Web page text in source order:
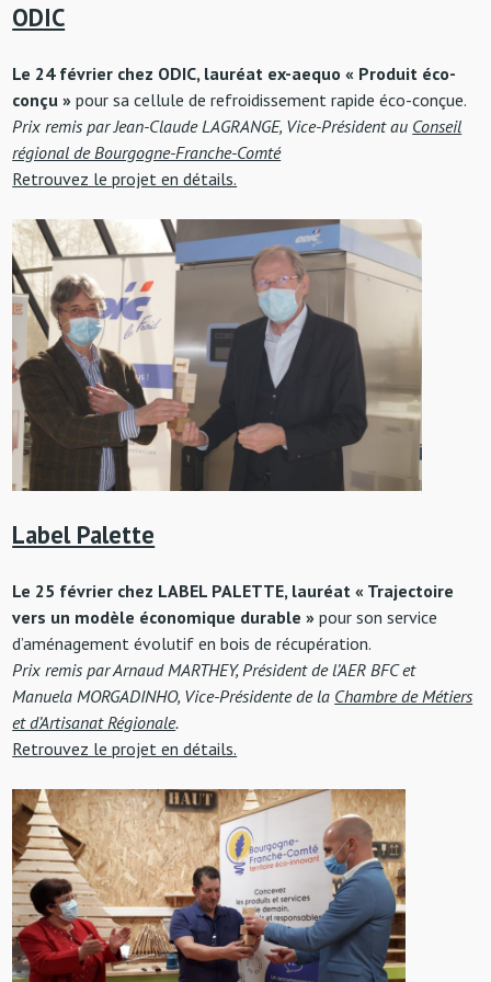
ODIC
Le 24 février chez ODIC, lauréat ex-aequo « Produit éco-
conçu »pour sa cellule de refroidissement rapide éco-conçue.
Prix remis par Jean-Claude LAGRANGE, Vice-Président au Conseil
régional de Bourgogne-Franche-Comté
Retrouvez le projet en détails.
Label Palette
Le 25 février chez LABEL PALETTE, lauréat « Trajectoire
vers un modèle économique durable »pour son service
d’aménagement évolutif en bois de récupération.
Prix remis par Arnaud MARTHEY, Président de l’AER BFC et
Manuela MORGADINHO, Vice-Présidente de la Chambre de Métiers
et d’Artisanat Régionale.
Retrouvez le projet en détails.